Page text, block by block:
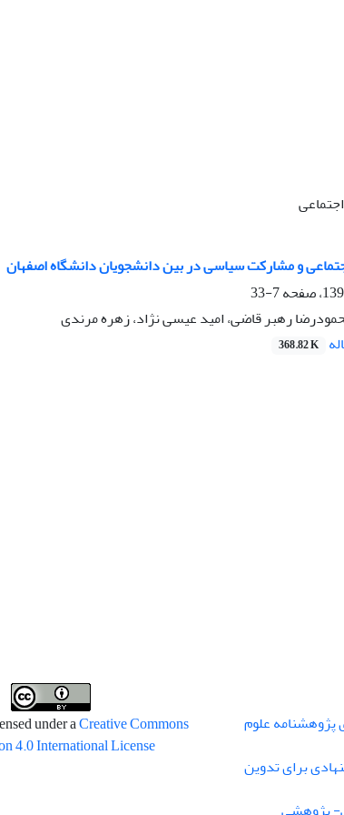
و مشارکت سیاسی در بین دانشجویان دانشگاه اصفهان
7-33
رهبر قاضی، امید عیسی نژاد، زهره مرندی
368.82 K
پژوهشنامه علوم
برای تدوین
under aCreative Commons
4.0 International License